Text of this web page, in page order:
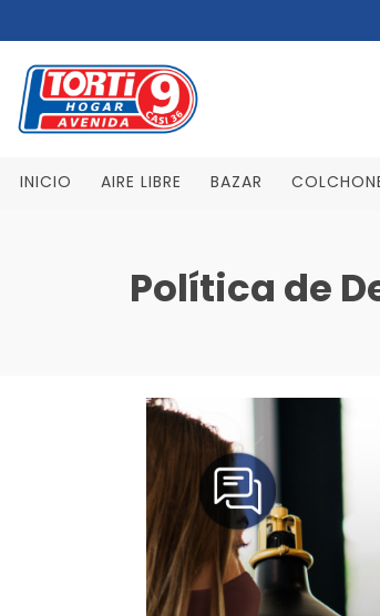
INICIO AIRE LIBRE BAZAR
Política de